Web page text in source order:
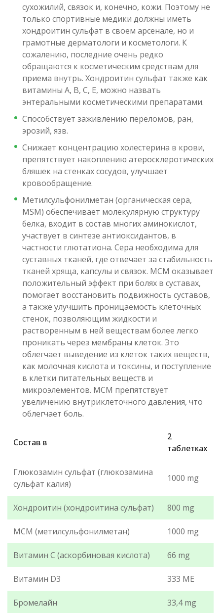
сухожилий, связок и, конечно, кожи. Поэтому не
только спортивные медики должны иметь
хондроитин сульфат в своем арсенале, но и
грамотные дерматологи и косметологи. К
сожалению, последние очень редко
обращаются к косметическим средствам для
приема внутрь. Хондроитин сульфат также как
витамины А, В, С, Е, можно назвать
энтеральными косметическими препаратами.
Способствует заживлению переломов, ран,
эрозий, язв.
Снижает концентрацию холестерина в крови,
препятствует накоплению атеросклеротических
бляшек на стенках сосудов, улучшает
кровообращение.
Метилсульфонилметан (органическая сера,
MSM) обеспечивает молекулярную структуру
белка, входит в состав многих аминокислот,
участвует в синтезе антиоксидантов, в
частности глютатиона. Сера необходима для
суставных тканей, где отвечает за стабильность
тканей хряща, капсулы и связок. МСМ оказывает
положительный эффект при болях в суставах,
помогает восстановить подвижность суставов,
а также улучшить проницаемость клеточных
стенок, позволяющим жидкости и
растворенным в ней веществам более легко
проникать через мембраны клеток. Это
облегчает выведение из клеток таких веществ,
как молочная кислота и токсины, и поступление
в клетки питательных веществ и
микроэлементов. МСМ препятствует
увеличению внутриклеточного давления, что
облегчает боль.
Состав в
2
таблетках
Глюкозамин сульфат (глюкозамина
сульфат калия)
1000 mg
Хондроитин (хондроитина сульфат) 800 mg
МСМ (метилсульфонилметан) 1000 mg
Витамин С (аскорбиновая кислота) 66 mg
Витамин D3 333 ME
Бромелайн 33,4 mg